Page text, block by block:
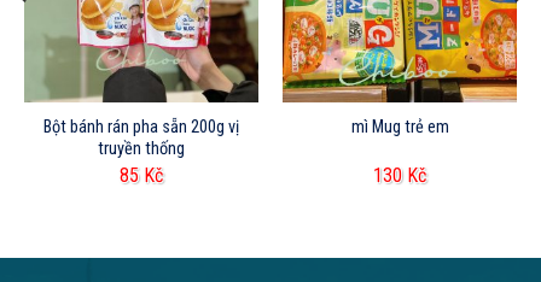
Bột bánh rán pha sẵn 200g vị
truyền thống
85 Kč
mì Mug trẻ em
130 Kč